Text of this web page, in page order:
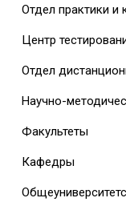
Отдел практики и
Центр
Отдел
Научно-
Факультеты
Кафедры